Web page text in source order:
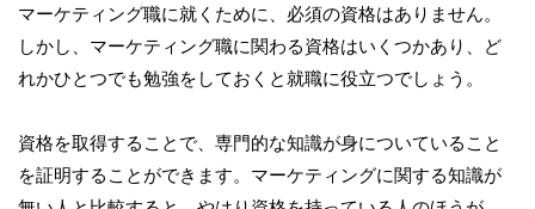
マーケティング職に就くために、必須の資格はありません。
しかし、マーケティング職に関わる資格はいくつかあり、ど
れかひとつでも勉強をしておくと就職に役立つでしょう。
資格を取得することで、専門的な知識が身についていること
を証明することができます。マーケティングに関する知識が